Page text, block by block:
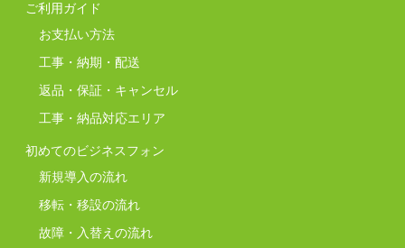
ご利用ガイド
お支払い方法
工事・納期・配送
返品・保証・キャンセル
工事・納品対応エリア
初めてのビジネスフォン
新規導入の流れ
移転・移設の流れ
故障・入替えの流れ